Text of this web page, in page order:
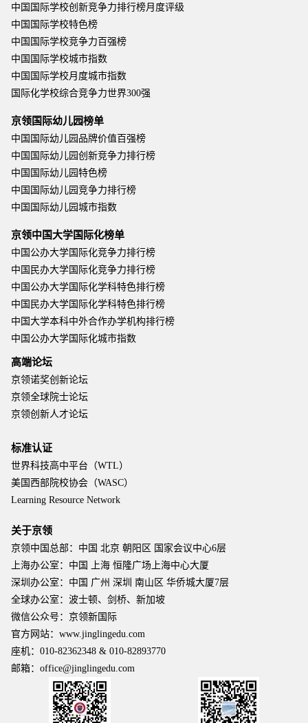
中国国际学校创新竞争力排行榜月度评级
中国国际学校特色榜
中国国际学校竞争力百强榜
中国国际学校城市指数
中国国际学校月度城市指数
国际化学校综合竞争力世界300强
京领国际幼儿园榜单
中国国际幼儿园品牌价值百强榜
中国国际幼儿园创新竞争力排行榜
中国国际幼儿园特色榜
中国国际幼儿园竞争力排行榜
中国国际幼儿园城市指数
京领中国大学国际化榜单
中国公办大学国际化竞争力排行榜
中国民办大学国际化竞争力排行榜
中国公办大学国际化学科特色排行榜
中国民办大学国际化学科特色排行榜
中国大学本科中外合作办学机构排行榜
中国公办大学国际化城市指数
高端论坛
京领诺奖创新论坛
京领全球院士论坛
京领创新人才论坛
标准认证
世界科技高中平台（WTL）
美国西部院校协会（WASC）
Learning Resource Network
关于京领
京领中国总部：中国 北京 朝阳区 国家会议中心6层
上海办公室：中国 上海 恒隆广场上海中心大厦
深圳办公室：中国 广州 深圳 南山区 华侨城大厦7层
全球办公室：波士顿、剑桥、新加坡
微信公众号：京领新国际
官方网站：www.jinglingedu.com
座机：010-82362348 & 010-82893770
邮箱：office@jinglingedu.com